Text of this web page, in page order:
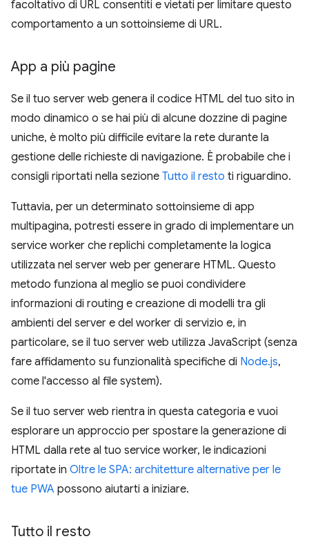
facoltativo di URL consentiti e vietati per limitare questo
comportamento a un sottoinsieme di URL.
App a più pagine
Se il tuo server web genera il codice HTML del tuo sito in
modo dinamico o se hai più di alcune dozzine di pagine
uniche, è molto più difficile evitare la rete durante la
gestione delle richieste di navigazione. È probabile che i
consigli riportati nella sezione Tutto il resto ti riguardino.
Tuttavia, per un determinato sottoinsieme di app
multipagina, potresti essere in grado di implementare un
service worker che replichi completamente la logica
utilizzata nel server web per generare HTML. Questo
metodo funziona al meglio se puoi condividere
informazioni di routing e creazione di modelli tra gli
ambienti del server e del worker di servizio e, in
particolare, se il tuo server web utilizza JavaScript (senza
fare affidamento su funzionalità specifiche di Node.js,
come l'accesso al file system).
Se il tuo server web rientra in questa categoria e vuoi
esplorare un approccio per spostare la generazione di
HTML dalla rete al tuo service worker, le indicazioni
riportate in Oltre le SPA: architetture alternative per le
tue PWA possono aiutarti a iniziare.
Tutto il resto